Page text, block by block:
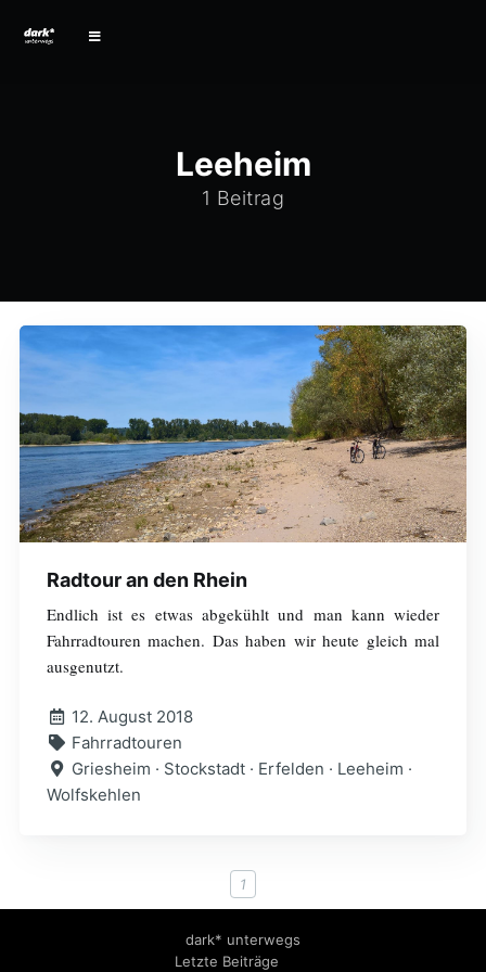
Leeheim
1 Beitrag
Radtour an den Rhein
Endlich ist es etwas abgekühlt und man kann wieder
Fahrradtouren machen. Das haben wir heute gleich mal
ausgenutzt.
12. August 2018
Fahrradtouren
Griesheim · Stockstadt · Erfelden · Leeheim ·
Wolfskehlen
1
dark* unterwegs
Letzte Beiträge